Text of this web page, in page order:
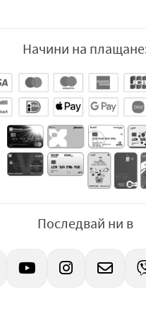
Начини на
Последвай ни в